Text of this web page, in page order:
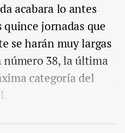
acabara lo antes
jornadas que
se harán muy largas
número 38, la última
categoría del